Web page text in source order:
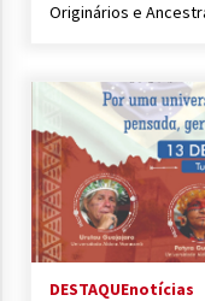
Originários e
DESTAQUEnotícias